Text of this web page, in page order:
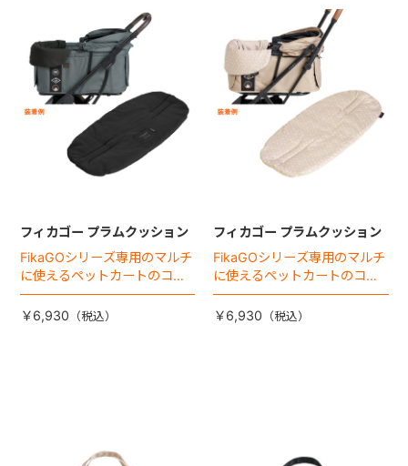
フィカゴー プラムクッション
FikaGOシリーズ専用のマルチ
に使えるペットカートのコー
ナークッション登場。
￥6,930
フィカゴー プラムクッション
FikaGOシリーズ専用のマルチ
に使えるペットカートのコー
ナークッション登場。
￥6,930